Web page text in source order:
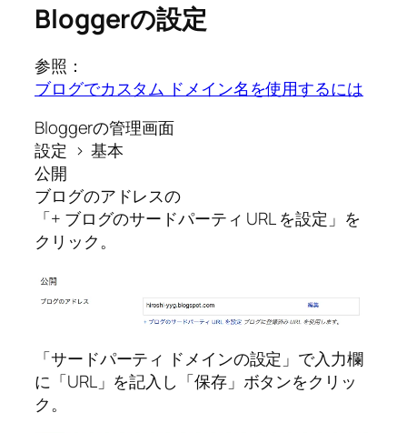
Bloggerの設定
参照：
ブログでカスタム ドメイン名を使用するには
Bloggerの管理画面
設定 › 基本
公開
ブログのアドレスの
「+ ブログのサードパーティ URL を設定」を
クリック。
「サードパーティ ドメインの設定」で入力欄
に「URL」を記入し「保存」ボタンをクリッ
ク。